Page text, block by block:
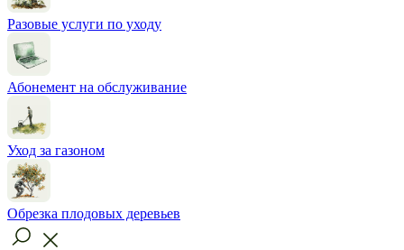
Разовые услуги по уходу
Абонемент на обслуживание
Уход за газоном
Обрезка плодовых деревьев